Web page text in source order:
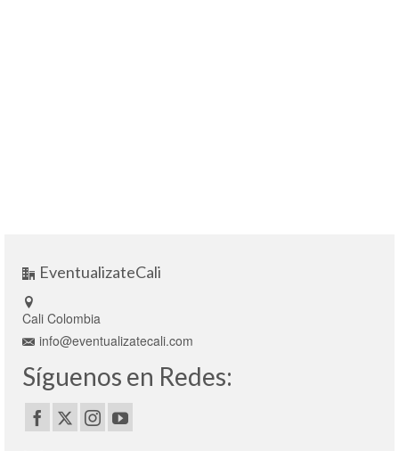
EventualizateCali
Cali Colombia
info@eventualizatecali.com
Síguenos en Redes: